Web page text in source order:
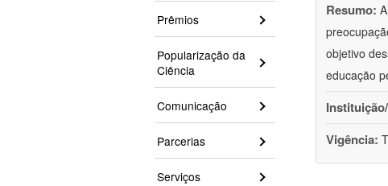
Prêmios
Popularização da
Ciência
Comunicação
Parcerias
Serviços
Resumo:
objetivo
educação
Vigência: